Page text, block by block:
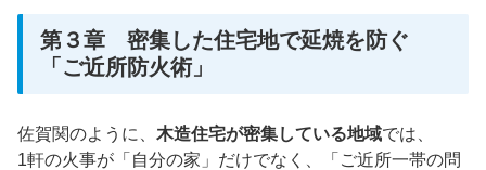
第３章 密集した住宅地で延焼を防ぐ
「ご近所防火術」
佐賀関のように、 木造住宅が密集している地域では、
1軒の火事が「自分の家」だけでなく、「ご近所一帯の問